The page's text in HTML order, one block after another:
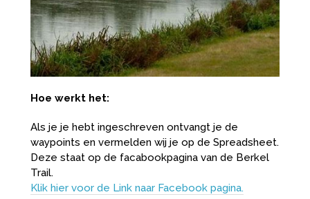
Hoe werkt het:
Als je je hebt ingeschreven ontvangt je de
waypoints en vermelden wij je op de Spreadsheet.
Deze staat op de facabookpagina van de Berkel
Trail.
Klik hier voor de Link naar Facebook pagina.